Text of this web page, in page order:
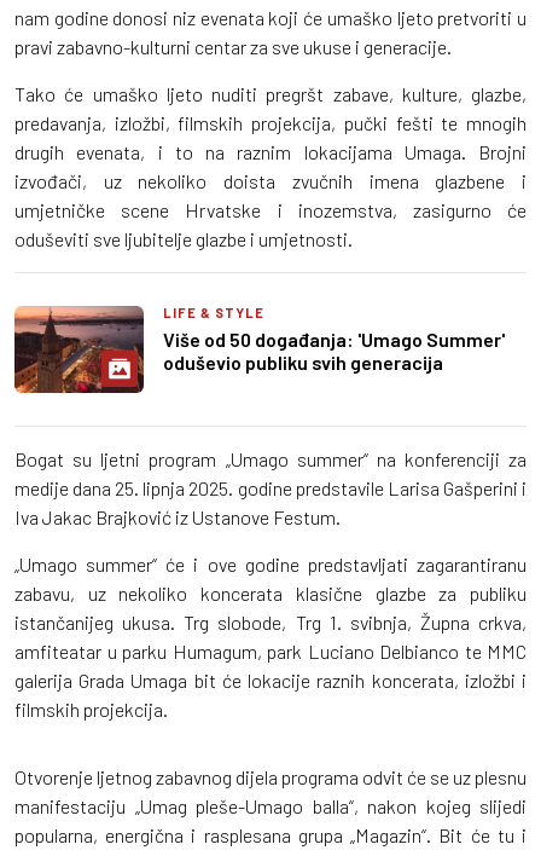
nam godine donosi niz evenata koji će umaško ljeto pretvoriti u
pravi zabavno-kulturni centar za sve ukuse i generacije.
Tako će umaško ljeto nuditi pregršt zabave, kulture, glazbe,
predavanja, izložbi, filmskih projekcija, pučki fešti te mnogih
drugih evenata, i to na raznim lokacijama Umaga. Brojni
izvođači, uz nekoliko doista zvučnih imena glazbene i
umjetničke scene Hrvatske i inozemstva, zasigurno će
oduševiti sve ljubitelje glazbe i umjetnosti.
LIFE & STYLE
Više od 50 događanja: 'Umago Summer'
oduševio publiku svih generacija
Bogat su ljetni program „Umago summer“ na konferenciji za
medije dana 25. lipnja 2025. godine predstavile Larisa Gašperini i
Iva Jakac Brajković iz Ustanove Festum.
„Umago summer“ će i ove godine predstavljati zagarantiranu
zabavu, uz nekoliko koncerata klasične glazbe za publiku
istančanijeg ukusa. Trg slobode, Trg 1. svibnja, Župna crkva,
amfiteatar u parku Humagum, park Luciano Delbianco te MMC
galerija Grada Umaga bit će lokacije raznih koncerata, izložbi i
filmskih projekcija.
Otvorenje ljetnog zabavnog dijela programa odvit će se uz plesnu
manifestaciju „Umag pleše-Umago balla“, nakon kojeg slijedi
popularna, energična i rasplesana grupa „Magazin“. Bit će tu i